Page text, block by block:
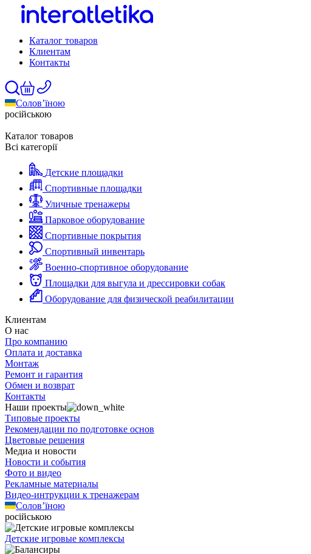
Каталог товаров
Клиентам
Контакты
Солов’їною
російською
Каталог товаров
Всі категорії
Детские площадки
Спортивные площадки
Уличные тренажеры
Парковое оборудование
Спортивные покрытия
Спортивный инвентарь
Военно-спортивное оборудование
Площадки для выгула и дрессировки собак
Оборудование для физической реабилитации
Клиентам
О нас
Про компанию
Оплата и доставка
Монтаж
Ремонт и гарантия
Обмен и возврат
Контакты
Наши проекты
Типовые проекты
Рекомендации по подготовке основ
Цветовые решения
Медиа и новости
Новости и события
Фото и видео
Рекламные материалы
Видео-интрукции к тренажерам
Солов’їною
російською
Детские игровые комплексы